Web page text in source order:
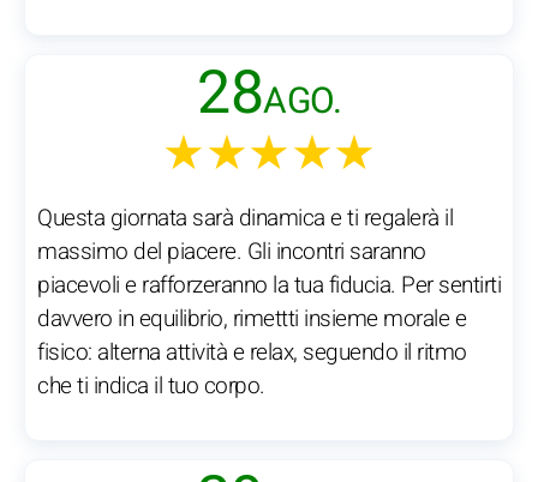
28AGO.
★★★★★
Questa giornata sarà dinamica e ti regalerà il
massimo del piacere. Gli incontri saranno
piacevoli e rafforzeranno la tua fiducia. Per sentirti
davvero in equilibrio, rimettti insieme morale e
fisico: alterna attività e relax, seguendo il ritmo
che ti indica il tuo corpo.